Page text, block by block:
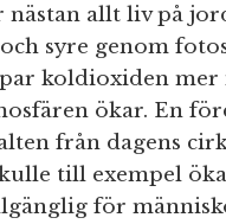
nästan allt liv på
syre genom
koldioxiden mer
ökar. En
från dagens
till exempel
för